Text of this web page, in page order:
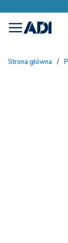
menu
Strona główna /